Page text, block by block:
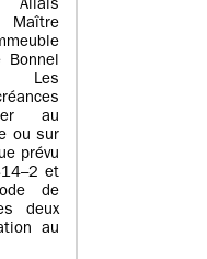
Maître
Bonnel
Les
au
ou sur
prévu
et
de
deux
au